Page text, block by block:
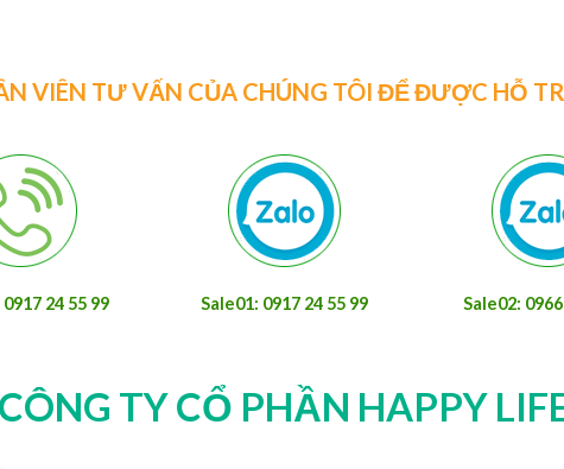
VIÊN TƯ VẤN CỦA CHÚNG TÔI ĐỂ ĐƯỢC HỖ
24 55 99 Sale01: 0917 24 55 99 Sale02:
CÔNG TY CỔ PHẦN HAPPY